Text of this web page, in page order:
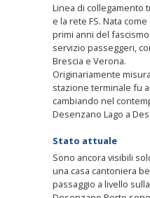
Linea di collegamento
e la rete FS. Nata
primi anni del
servizio passeggeri,
Brescia e Verona.
Originariamente
stazione terminale fu
cambiando nel
Desenzano Lago a
Stato attuale
Sono ancora visibili
una casa cantoniera
passaggio a livello